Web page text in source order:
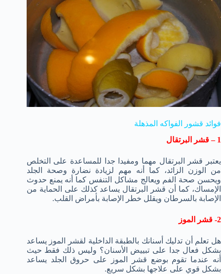
فوائد قشور الفواكه المذهلة
1 – قشر البرتقال
يعتبر قشر البرتقال مهما ومفيدا جدا للمساعدة على التخلص
من الوزن الزائد، كما أنه مهم لزيادة نضارة وصحة الجلد
ويحسن صحة الفم ويعالج مشاكل التنفس كما أنه يمنع حدوث
الإمساك، كما أن قشر البرتقال يساعد كذلك على الحماية من
الإصابة بالسرطان ويقلل خطر الإصابة بأمراض القلب.
2- قشر الموز
هل تعلم أن تدليك أسنانك بالطبقة الداخلية لقشر الموز يساعد
بشكل فعال جدا على تبييض الأسنان؟ وليس ذلك فقط حيث
أنه عندما تقوم بوضع قشر الموز على حروق الجلد يساعد
بشكل قوي على علاجها بشكل سريع.